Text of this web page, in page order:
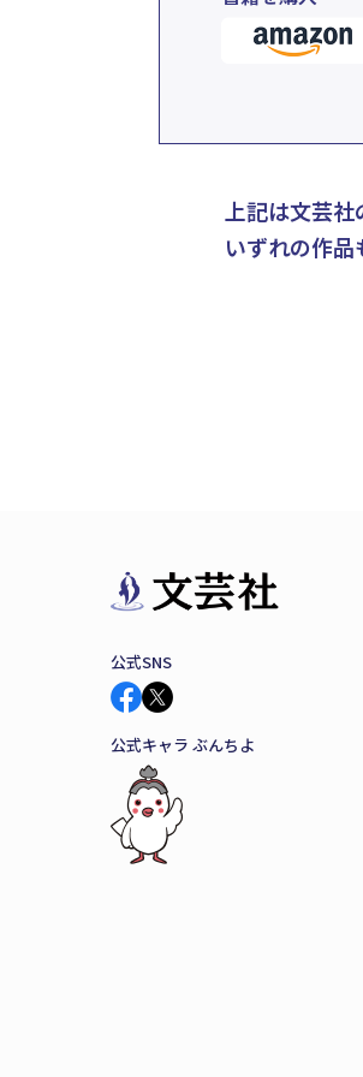
上記は文芸
いずれの作
公式SNS
公式キャラ ぶんちよ